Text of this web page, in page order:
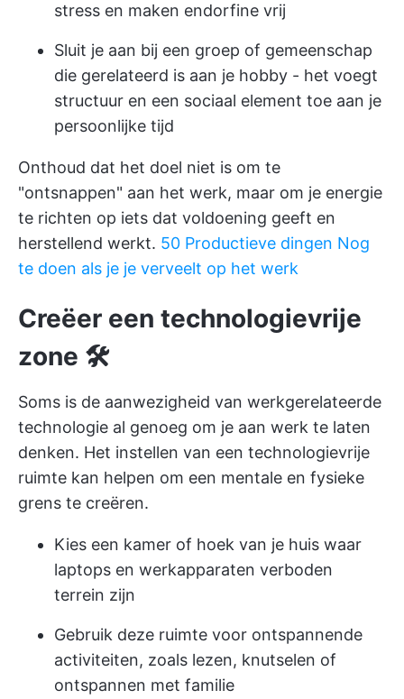
stress en maken endorfine vrij
Sluit je aan bij een groep of gemeenschap
die gerelateerd is aan je hobby - het voegt
structuur en een sociaal element toe aan je
persoonlijke tijd
Onthoud dat het doel niet is om te
"ontsnappen" aan het werk, maar om je energie
te richten op iets dat voldoening geeft en
herstellend werkt. 50 Productieve dingen Nog
te doen als je je verveelt op het werk
Creëer een technologievrije
zone 🛠
Soms is de aanwezigheid van werkgerelateerde
technologie al genoeg om je aan werk te laten
denken. Het instellen van een technologievrije
ruimte kan helpen om een mentale en fysieke
grens te creëren.
Kies een kamer of hoek van je huis waar
laptops en werkapparaten verboden
terrein zijn
Gebruik deze ruimte voor ontspannende
activiteiten, zoals lezen, knutselen of
ontspannen met familie